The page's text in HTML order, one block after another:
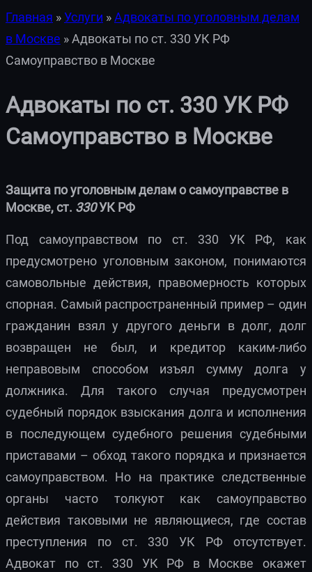
Главная »Услуги »Адвокаты по уголовным делам
в Москве »Адвокаты по ст. 330 УК РФ
Самоуправство в Москве
Адвокаты по ст. 330 УК РФ
Самоуправство в Москве
Защита по уголовным делам о самоуправстве в
Москве, ст. 330УК РФ
Под самоуправством по ст. 330 УК РФ, как
предусмотрено уголовным законом, понимаются
самовольные действия, правомерность которых
спорная. Самый распространенный пример – один
гражданин взял у другого деньги в долг, долг
возвращен не был, и кредитор каким-либо
неправовым способом изъял сумму долга у
должника. Для такого случая предусмотрен
судебный порядок взыскания долга и исполнения
в последующем судебного решения судебными
приставами – обход такого порядка и признается
самоуправством. Но на практике следственные
органы часто толкуют как самоуправство
действия таковыми не являющиеся, где состав
преступления по ст. 330 УК РФ отсутствует.
Адвокат по ст. 330 УК РФ в Москве окажет